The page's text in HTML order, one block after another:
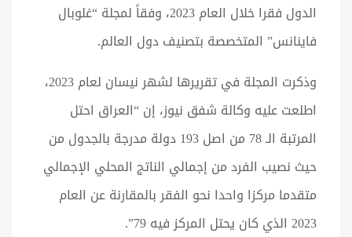
الدول فقرا خلال العام 2023، وفقاً لمجلة “غلوبال
فاينانس” المتخصصة بتصنيف دول العالم.
وذكرت المجلة في تقريرها لشهر نيسان لعام 2023،
اطلعت عليه وكالة شفق نيوز، إن “العراق احتل
المرتبة الـ 78 من اصل 193 دولة مدرجة بالجدول من
حيث نصيب الفرد من إجمالي الناتج المحلي الإجمالي
متقدما مركزا واحدا نحو الفقر بالمقارنة عن العام
2023 الذي كان يحتل المركز فيه 79”.